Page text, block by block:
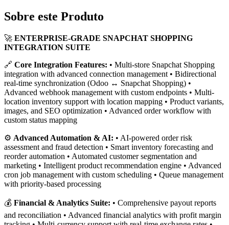
Sobre este Produto
🚀 ENTERPRISE-GRADE SNAPCHAT SHOPPING
INTEGRATION SUITE
🔗 Core Integration Features: • Multi-store Snapchat Shopping
integration with advanced connection management • Bidirectional
real-time synchronization (Odoo ↔ Snapchat Shopping) •
Advanced webhook management with custom endpoints • Multi-
location inventory support with location mapping • Product variants,
images, and SEO optimization • Advanced order workflow with
custom status mapping
⚙️ Advanced Automation & AI: • AI-powered order risk
assessment and fraud detection • Smart inventory forecasting and
reorder automation • Automated customer segmentation and
marketing • Intelligent product recommendation engine • Advanced
cron job management with custom scheduling • Queue management
with priority-based processing
💰 Financial & Analytics Suite: • Comprehensive payout reports
and reconciliation • Advanced financial analytics with profit margin